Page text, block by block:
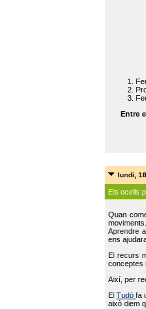
Entre
lundi,
Els ocells
Quan
Aprendre
ens
El recurs
conceptes
Així, per
ElTudófa
això diem